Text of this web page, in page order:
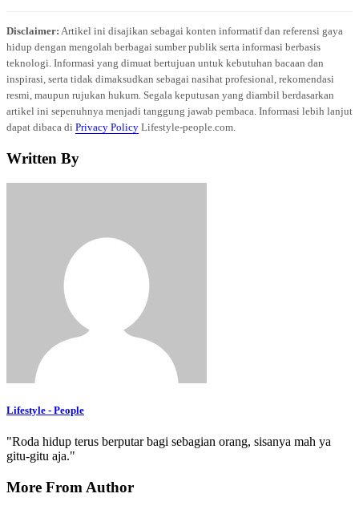
Disclaimer: Artikel ini disajikan sebagai konten informatif dan referensi gaya
hidup dengan mengolah berbagai sumber publik serta informasi berbasis
teknologi. Informasi yang dimuat bertujuan untuk kebutuhan bacaan dan
inspirasi, serta tidak dimaksudkan sebagai nasihat profesional, rekomendasi
resmi, maupun rujukan hukum. Segala keputusan yang diambil berdasarkan
artikel ini sepenuhnya menjadi tanggung jawab pembaca. Informasi lebih lanjut
dapat dibaca di Privacy Policy Lifestyle-people.com.
Written By
Lifestyle - People
"Roda hidup terus berputar bagi sebagian orang, sisanya mah ya
gitu-gitu aja."
More From Author